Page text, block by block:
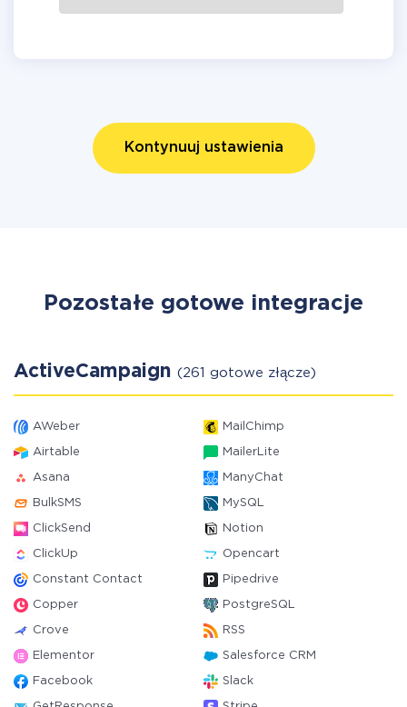
Kontynuuj ustawienia
Pozostałe gotowe integracje
ActiveCampaign (261 gotowe złącze)
AWeber MailChimp
Airtable MailerLite
Asana ManyChat
BulkSMS MySQL
ClickSend Notion
ClickUp Opencart
Constant Contact Pipedrive
Copper PostgreSQL
Crove RSS
Elementor Salesforce CRM
Facebook Slack